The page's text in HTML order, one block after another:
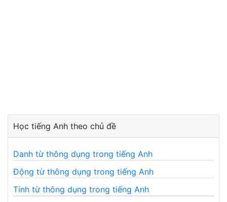
Học tiếng Anh theo chủ đề
Danh từ thông dụng trong tiếng Anh
Động từ thông dụng trong tiếng Anh
Tính từ thông dụng trong tiếng Anh